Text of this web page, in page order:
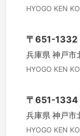
HYOGO KEN
〒651-1332
兵庫県 神戸市
HYOGO KEN
〒651-1334
兵庫県 神戸市
HYOGO KEN